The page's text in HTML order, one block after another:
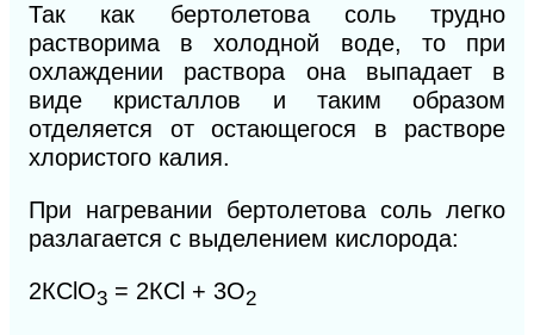
Так как бертолетова соль трудно
растворима в холодной воде, то при
охлаждении раствора она выпадает в
виде кристаллов и таким образом
отделяется от остающегося в растворе
хлористого калия.
При нагревании бертолетова соль легко
разлагается с выделением кислорода:
2КСlO3 = 2КСl + 3О2